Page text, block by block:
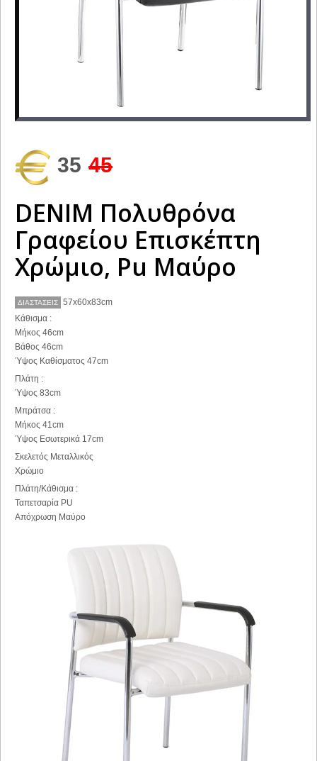
35 45
DENIM Πολυθρόνα
Γραφείου Επισκέπτη
Χρώμιο, Pu Μαύρο
ΔΙΑΣΤΑΣΕΙΣ
57x60x83cm
Κάθισμα :
Μήκος 46cm
Βάθος 46cm
Ύψος Καθίσματος 47cm
Πλάτη :
Ύψος 83cm
Μπράτσα :
Μήκος 41cm
Ύψος Εσωτερικά 17cm
Σκελετός Μεταλλικός
Χρώμιο
Πλάτη/Κάθισμα :
Ταπετσαρία PU
Απόχρωση Μαύρο